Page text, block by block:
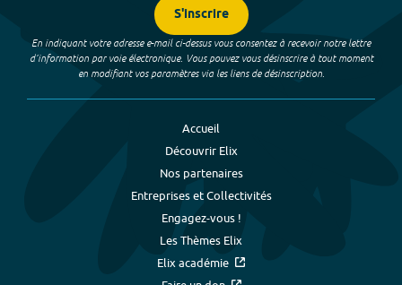
S'inscrire
En indiquant votre adresse e-mail ci-dessus vous consentez à recevoir notre lettre
d’information par voie électronique. Vous pouvez vous désinscrire à tout moment
en modifiant vos paramètres via les liens de désinscription.
Accueil
Découvrir Elix
Nos partenaires
Entreprises et Collectivités
Engagez-vous !
Les Thèmes Elix
Elix académie